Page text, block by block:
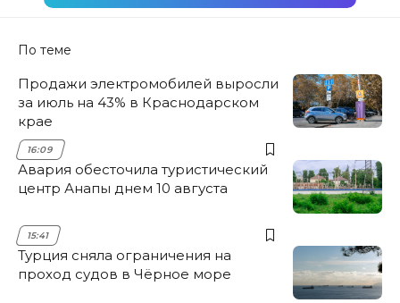
По теме
Продажи электромобилей выросли
за июль на 43% в Краснодарском
крае
16:09
Авария обесточила туристический
центр Анапы днем 10 августа
15:41
Турция сняла ограничения на
проход судов в Чёрное море